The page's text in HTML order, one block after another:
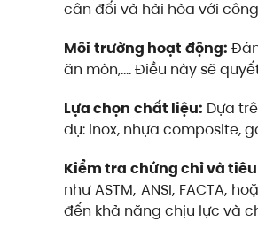
cân đối và hài hòa với
Môi trường hoạt động:
ăn mòn,…. Điều này sẽ
Lựa chọn chất liệu: Dựa
dụ: inox, nhựa composite,
Kiểm tra chứng chỉ và
như ASTM, ANSI,
đến khả năng chịu lực và